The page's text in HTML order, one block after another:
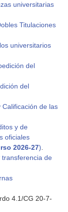
universitarias
Titulaciones
universitarios
del
del
de las
y de
oficiales
2026-27)
de
4.1/CG 20-7-